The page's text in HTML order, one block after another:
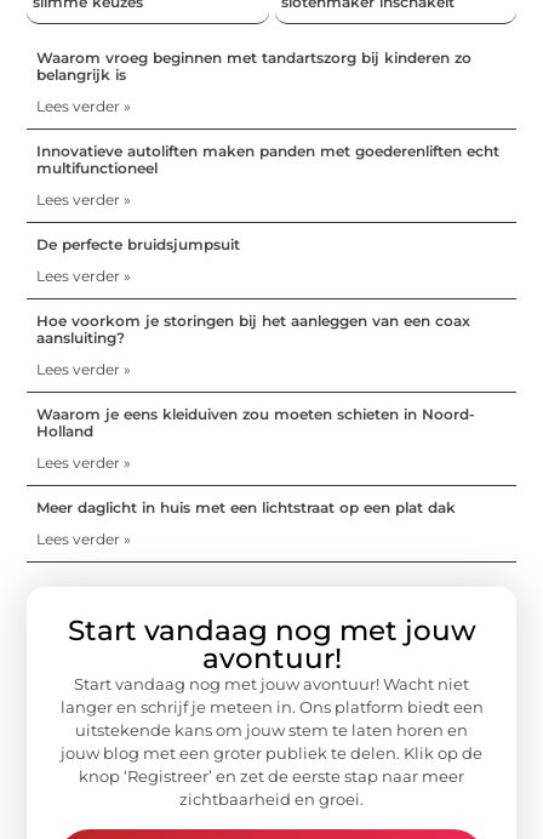
Waarom vroeg beginnen met tandartszorg bij kinderen zo
belangrijk is
Lees verder »
Innovatieve autoliften maken panden met goederenliften echt
multifunctioneel
Lees verder »
De perfecte bruidsjumpsuit
Lees verder »
Hoe voorkom je storingen bij het aanleggen van een coax
aansluiting?
Lees verder »
Waarom je eens kleiduiven zou moeten schieten in Noord-
Holland
Lees verder »
Meer daglicht in huis met een lichtstraat op een plat dak
Lees verder »
Start vandaag nog met jouw
avontuur!
Start vandaag nog met jouw avontuur! Wacht niet
langer en schrijf je meteen in. Ons platform biedt een
uitstekende kans om jouw stem te laten horen en
jouw blog met een groter publiek te delen. Klik op de
knop ‘Registreer’ en zet de eerste stap naar meer
zichtbaarheid en groei.